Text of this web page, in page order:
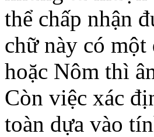
thể chấp nhận
chữ này có một
hoặc Nôm thì
Còn việc xác
toàn dựa vào